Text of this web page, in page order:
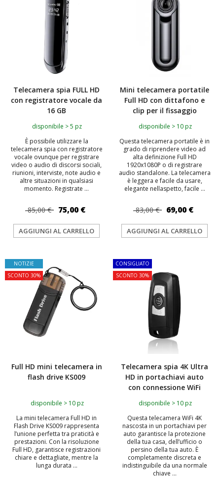
Telecamera spia FULL HD
con registratore vocale da
16 GB
disponibile > 5 pz
È possibile utilizzare la
telecamera spia con registratore
vocale ovunque per registrare
video o audio di discorsi sociali,
riunioni, interviste, note audio e
altre situazioni in qualsiasi
momento. Registrate ...
85,00 € 75,00 €
AGGIUNGI AL CARRELLO
Mini telecamera portatile
Full HD con dittafono e
clip per il fissaggio
disponibile > 10 pz
Questa telecamera portatile è in
grado di riprendere video ad
alta definizione Full HD
1920x1080P o di registrare
audio standalone. La telecamera
è leggera e facile da usare,
elegante nellaspetto, facile ...
83,00 € 69,00 €
AGGIUNGI AL CARRELLO
NOTIZIE
SCONTO 30%
Full HD mini telecamera in
flash drive KS009
disponibile > 10 pz
La mini telecamera Full HD in
Flash Drive KS009 rappresenta
l’unione perfetta tra praticità e
prestazioni. Con la risoluzione
Full HD, garantisce registrazioni
chiare e dettagliate, mentre la
lunga durata ...
CONSIGLIATO
SCONTO 30%
Telecamera spia 4K Ultra
HD in portachiavi auto
con connessione WiFi
disponibile > 10 pz
Questa telecamera WiFi 4K
nascosta in un portachiavi per
auto garantisce la protezione
della tua casa, dell’ufficio o
persino della tua auto. È
completamente discreta e
indistinguibile da una normale
chiave ...